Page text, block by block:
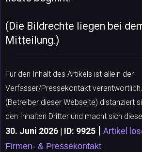
(Die Bildrechte liegen bei
Mitteilung.)
Für den Inhalt des Artikels ist allein der
Verfasser/Pressekontakt
(Betreiber dieser Webseite) distanziert
den Inhalten Dritter und macht sich
30. Juni 2026 | ID: 9925 | Artikel
Firmen- & Pressekontakt